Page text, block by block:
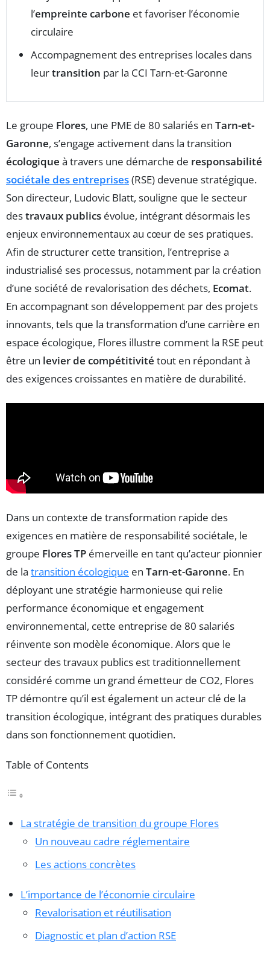
l’empreinte carbone et favoriser l’économie
circulaire
Accompagnement des entreprises locales dans
leurtransition par la CCI Tarn-et-Garonne
Le groupe Flores, une PME de 80 salariés en Tarn-et-
Garonne, s’engage activement dans la transition
écologique à travers une démarche de responsabilité
sociétale des entreprises(RSE) devenue stratégique.
Son directeur, Ludovic Blatt, souligne que le secteur
destravaux publics évolue, intégrant désormais les
enjeux environnementaux au cœur de ses pratiques.
Afin de structurer cette transition, l’entreprise a
industrialisé ses processus, notamment par la création
d’une société de revalorisation des déchets, Ecomat.
En accompagnant son développement par des projets
innovants, tels que la transformation d’une carrière en
espace écologique, Flores illustre comment la RSE peut
être un levier de compétitivité tout en répondant à
des exigences croissantes en matière de durabilité.
Dans un contexte de transformation rapide des
exigences en matière de responsabilité sociétale, le
groupe Flores TP émerveille en tant qu’acteur pionnier
de la transition écologique en Tarn-et-Garonne. En
déployant une stratégie harmonieuse qui relie
performance économique et engagement
environnemental, cette entreprise de 80 salariés
réinvente son modèle économique. Alors que le
secteur des travaux publics est traditionnellement
considéré comme un grand émetteur de CO2, Flores
TP démontre qu’il est également un acteur clé de la
transition écologique, intégrant des pratiques durables
dans son fonctionnement quotidien.
Table of Contents
La stratégie de transition du groupe Flores
Un nouveau cadre réglementaire
Les actions concrètes
L’importance de l’économie circulaire
Revalorisation et réutilisation
Diagnostic et plan d’action RSE